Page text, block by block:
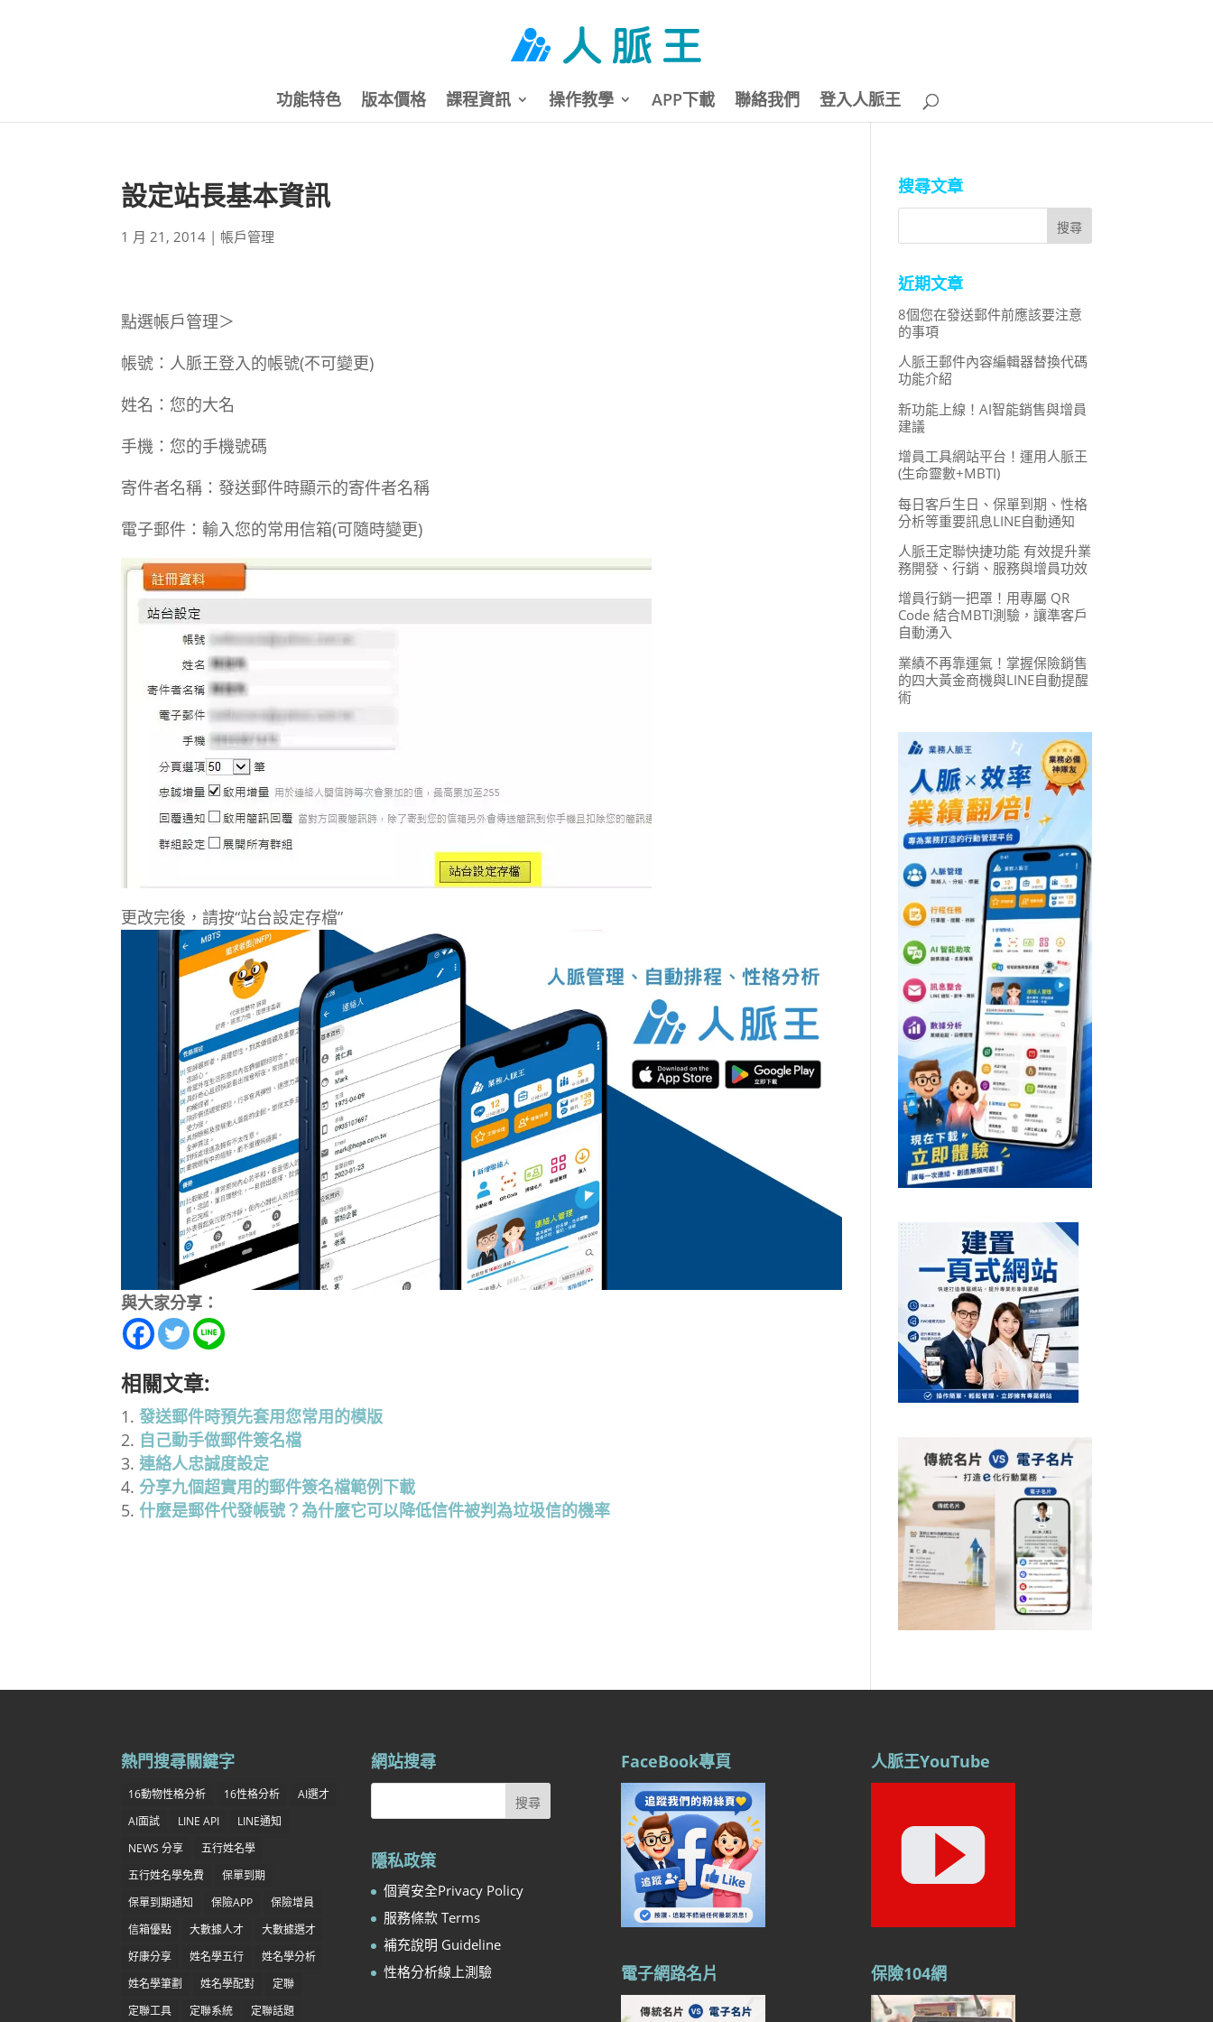
功能特色 版本價格 課程資訊 操作教學 APP下載 聯絡我們 登入人脈王
設定站長基本資訊
1 月 21, 2014 | 帳戶管理
點選帳戶管理＞
帳號：人脈王登入的帳號(不可變更)
姓名：您的大名
手機：您的手機號碼
寄件者名稱：發送郵件時顯示的寄件者名稱
電子郵件：輸入您的常用信箱(可隨時變更)
更改完後，請按“站台設定存檔”
與大家分享：
相關文章:
發送郵件時預先套用您常用的模版
自己動手做郵件簽名檔
連絡人忠誠度設定
分享九個超實用的郵件簽名檔範例下載
什麼是郵件代發帳號？為什麼它可以降低信件被判為垃圾信的機率
搜尋文章
近期文章
8個您在發送郵件前應該要注意
的事項
人脈王郵件內容編輯器替換代碼
功能介紹
新功能上線！AI智能銷售與增員
建議
增員工具網站平台！運用人脈王
(生命靈數+MBTI)
每日客戶生日、保單到期、性格
分析等重要訊息LINE自動通知
人脈王定聯快捷功能 有效提升業
務開發、行銷、服務與增員功效
增員行銷一把罩！用專屬 QR
Code 結合MBTI測驗，讓準客戶
自動湧入
業績不再靠運氣！掌握保險銷售
的四大黃金商機與LINE自動提醒
術
熱門搜尋關鍵字
16動物性格分析 16性格分析
AI選才
AI面試
LINE API
LINE通知
NEWS 分享
五行姓名學
五行姓名學免費
保單到期
保單到期通知
保險APP
保險增員
信箱優點
大數據人才
大數據選才
好康分享
姓名學五行
姓名學分析
姓名學筆劃
姓名學配對
定聯
定聯工具
定聯系統 定聯話題
網站搜尋
隱私政策
個資安全Privacy Policy
服務條款 Terms
補充說明 Guideline
性格分析線上測驗
FaceBook專頁
電子網路名片
人脈王YouTube
保險104網